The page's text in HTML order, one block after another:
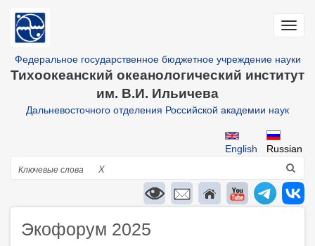
основному
Федеральное государственное бюджетное учреждение науки
Тихоокеанский океанологический институт
им. В.И. Ильичева
Дальневосточного отделения Российской академии наук
Russian
English
Поиск
X
Экофорум 2025